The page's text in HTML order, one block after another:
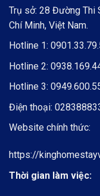
Trụ sở: 28 Đường Thi
Chí Minh, Việt Nam.
Hotline 1:
Hotline 2:
Hotline 3:
Điện thoại:
Website chính thức:
https://
Thời gian làm việc: